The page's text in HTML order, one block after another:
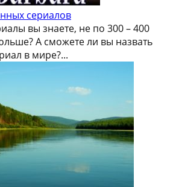
сериалов
вы знаете, не по 300 – 400
А сможете ли вы назвать
в мире?...